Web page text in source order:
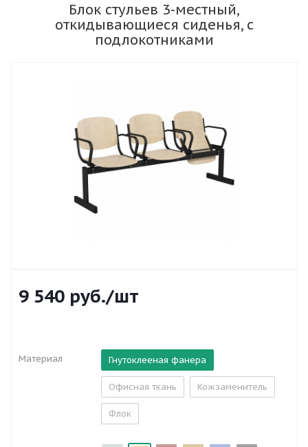
Блок стульев 3-местный,
откидывающиеся сиденья, с
подлокотниками
9 540 руб./шт
Материал Гнутоклееная фанера
Офисная ткань Кожзаменитель
Флок